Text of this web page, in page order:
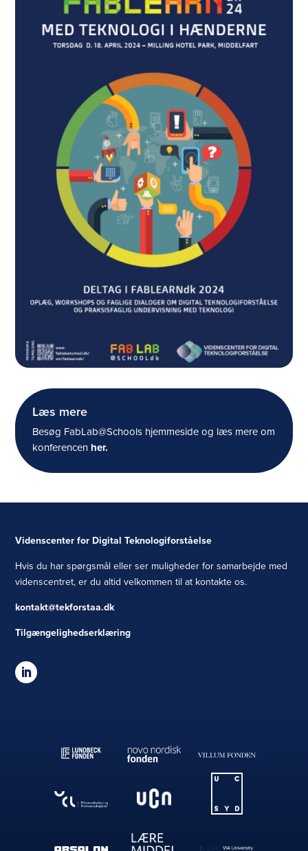
Læs mere
Besøg FabLab@Schools hjemmeside og læs mere om
konferencen her.
Videnscenter for Digital Teknologiforståelse
Hvis du har spørgsmål eller ser muligheder for samarbejde med
videnscentret, er du altid velkommen til at kontakte os.
kontakt@tekforstaa.dk
Tilgængelighedserklæring